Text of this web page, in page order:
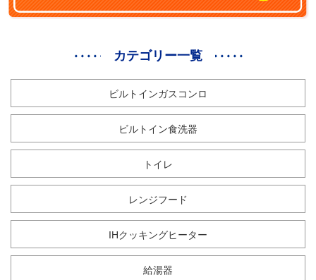
カテゴリー一覧
ビルトインガスコンロ
ビルトイン食洗器
トイレ
レンジフード
IHクッキングヒーター
給湯器